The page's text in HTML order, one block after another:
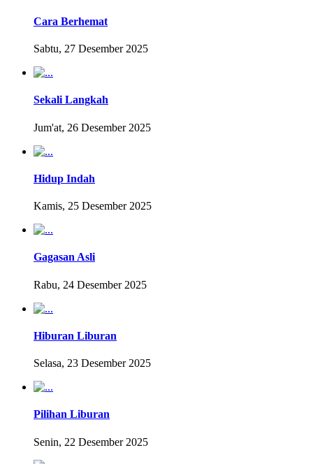
Cara Berhemat
Sabtu, 27 Desember 2025
Sekali Langkah
Jum'at, 26 Desember 2025
Hidup Indah
Kamis, 25 Desember 2025
Gagasan Asli
Rabu, 24 Desember 2025
Hiburan Liburan
Selasa, 23 Desember 2025
Pilihan Liburan
Senin, 22 Desember 2025